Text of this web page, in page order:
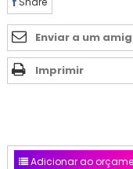
Enviar a um
Imprimir
Adicionar ao